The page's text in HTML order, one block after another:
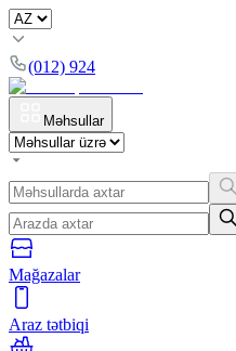
(012) 924
Məhsullar
Mağazalar
Araz tətbiqi